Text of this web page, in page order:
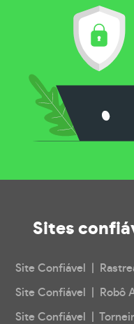
Sites
Site Confiável |
Site Confiável | Robô
Site Confiável |